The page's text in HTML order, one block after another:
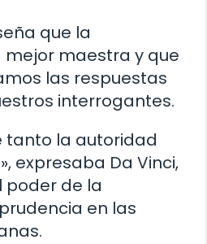
que la
mejor maestra y que
las respuestas
interrogantes.
tanto la autoridad
expresaba Da Vinci,
poder de la
en las